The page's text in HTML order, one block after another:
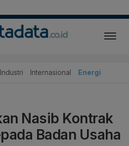
Industri Internasional Energi
Nasib Kontrak
Badan Usaha